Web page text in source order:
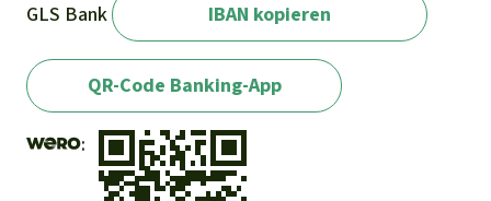
GLS Bank IBAN kopieren
QR-Code Banking-App